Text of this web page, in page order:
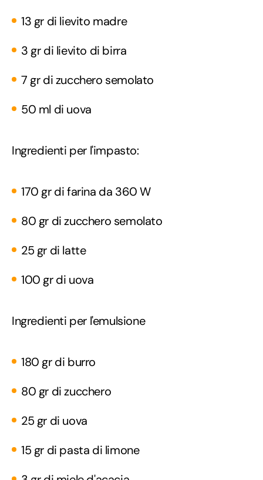
13 gr di lievito madre
3 gr di lievito di birra
7 gr di zucchero semolato
50 ml di uova
Ingredienti per l'impasto:
170 gr di farina da 360 W
80 gr di zucchero semolato
25 gr di latte
100 gr di uova
Ingredienti per l'emulsione
180 gr di burro
80 gr di zucchero
25 gr di uova
15 gr di pasta di limone